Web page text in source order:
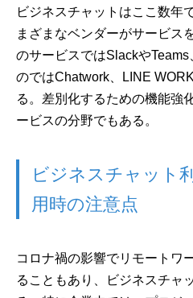
ビジネスチャットはここ数年
まざまなベンダーがサービス
のサービスではSlackや
のではChatwork、LINE
る。差別化するための機能強
ービスの分野でもある。
ビジネスチャット
用時の注意点
コロナ禍の影響でリモートワ
ることもあり、ビジネスチャ